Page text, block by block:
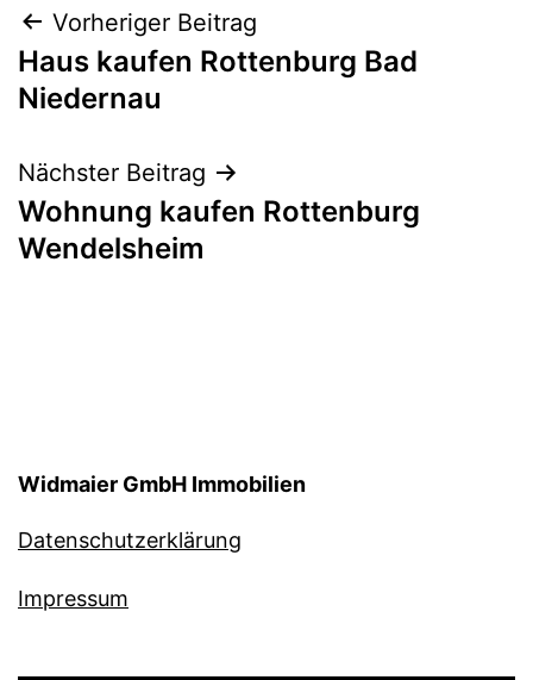
Beitragsnavigation
Vorheriger Beitrag
Haus kaufen Rottenburg Bad
Niedernau
Nächster Beitrag
Wohnung kaufen Rottenburg
Wendelsheim
Widmaier GmbH Immobilien
Datenschutzerklärung
Impressum